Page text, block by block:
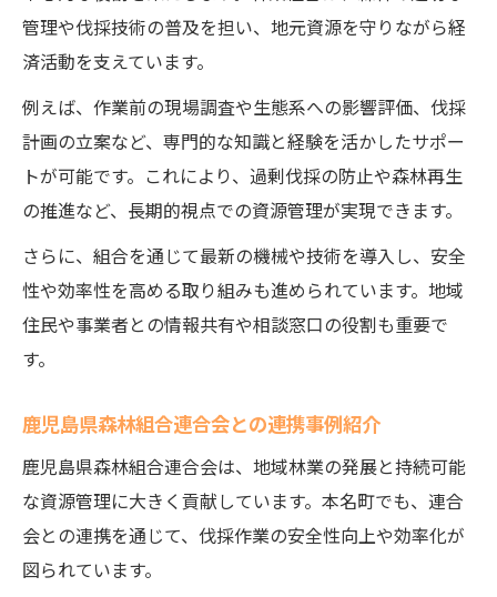
管理や伐採技術の普及を担い、地元資源を守りながら経
済活動を支えています。
例えば、作業前の現場調査や生態系への影響評価、伐採
計画の立案など、専門的な知識と経験を活かしたサポー
トが可能です。これにより、過剰伐採の防止や森林再生
の推進など、長期的視点での資源管理が実現できます。
さらに、組合を通じて最新の機械や技術を導入し、安全
性や効率性を高める取り組みも進められています。地域
住民や事業者との情報共有や相談窓口の役割も重要で
す。
鹿児島県森林組合連合会との連携事例紹介
鹿児島県森林組合連合会は、地域林業の発展と持続可能
な資源管理に大きく貢献しています。本名町でも、連合
会との連携を通じて、伐採作業の安全性向上や効率化が
図られています。